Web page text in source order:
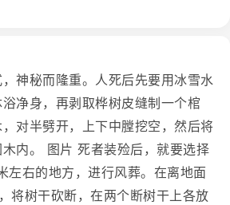
神秘而隆重。人死后先要用冰雪水
净身，再剥取桦树皮缝制一个棺
对半劈开，上下中膛挖空，然后将
内。 图片 死者装殓后，就要选择
左右的地方，进行风葬。在离地面
将树干砍断，在两个断树干上各放